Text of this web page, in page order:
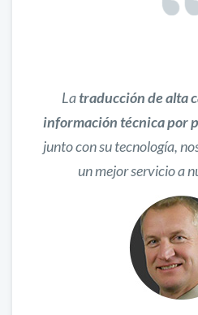
Latraducción de alta
información técnica por
junto con su tecnología,
un mejor servicio a